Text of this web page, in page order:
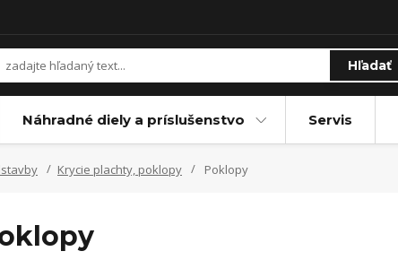
Hľadať
Náhradné diely a príslušenstvo Servis
Krycie plachty, poklopy Poklopy